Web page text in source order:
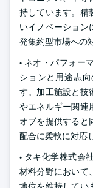
持しています。精
いイノベーション
発集約型市場への
• ネオ・パフォー
ションと用途志
す。加工施設と技
やエネルギー関連
オブを提供すると
配合に柔軟に対応
• タキ化学株式会
材料分野において